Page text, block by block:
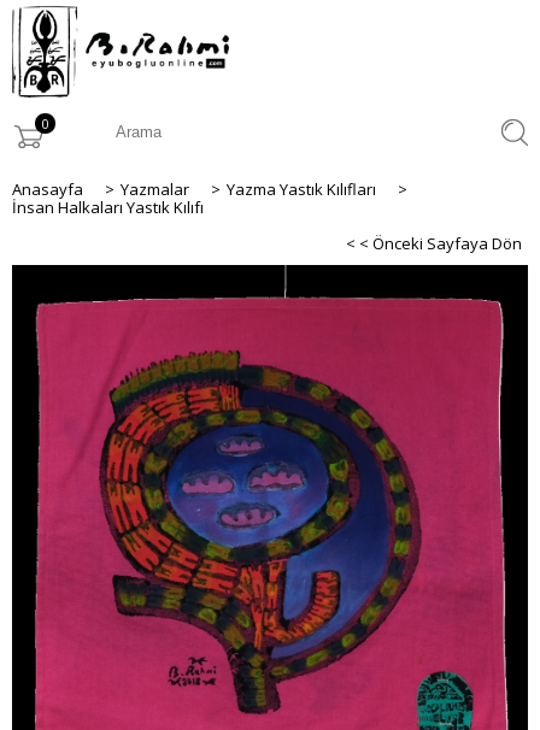
0
Anasayfa > Yazmalar > Yazma Yastık Kılıfları
>
İnsan Halkaları Yastık Kılıfı
< < Önceki Sayfaya Dön